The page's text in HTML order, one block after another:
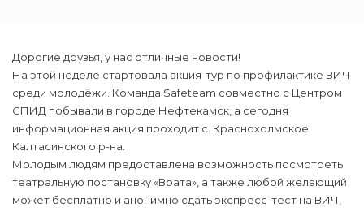
Дорогие друзья, у нас отличные новости!
На этой неделе стартовала акция-тур по профилактике ВИЧ
среди молодёжи. Команда Safeteam совместно с Центром
СПИД побывали в городе Нефтекамск, а сегодня
информационная акция проходит с. Краснохолмское
Калтасинского р-на.
Молодым людям предоставлена возможность посмотреть
театральную постановку «Врата», а также любой желающий
может бесплатно и анонимно сдать экспресс-тест на ВИЧ,